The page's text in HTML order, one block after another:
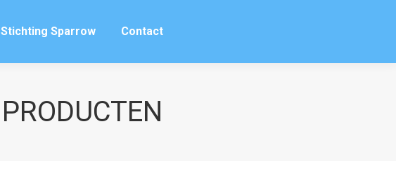
Stichting Sparrow Contact
PRODUCTEN